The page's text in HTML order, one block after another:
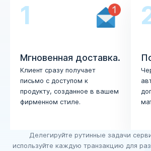
1
Мгновенная доставка.
Клиент сразу получает
письмо с доступом к
продукту, созданное в вашем
фирменном стиле.
Делегируйте рутинные задачи
используйте каждую транзакцию для